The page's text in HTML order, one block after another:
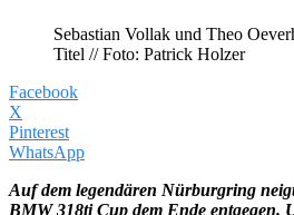
Sebastian Vollak und Theo
Titel // Foto: Patrick Holzer
Facebook
X
Pinterest
WhatsApp
Auf dem legendären Nürburgring
BMW 318ti Cup dem Ende entgegen.